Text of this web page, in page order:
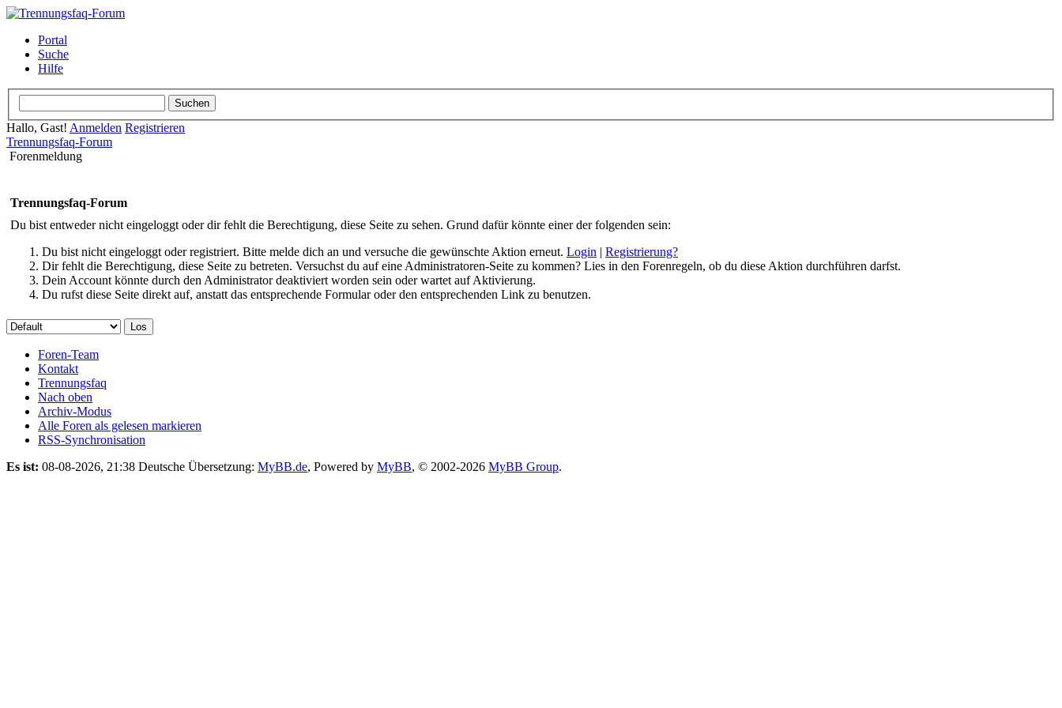
Portal
Suche
Hilfe
Hallo, Gast! Anmelden Registrieren
Trennungsfaq-Forum
Forenmeldung
Trennungsfaq-Forum
Du bist entweder nicht eingeloggt oder dir fehlt die Berechtigung, diese Seite zu sehen. Grund dafür könnte einer der folgenden sein:
Du bist nicht eingeloggt oder registriert. Bitte melde dich an und versuche die gewünschte Aktion erneut. Login | Registrierung?
Dir fehlt die Berechtigung, diese Seite zu betreten. Versuchst du auf eine Administratoren-Seite zu kommen? Lies in den Forenregeln, ob du diese Aktion durchführen darfst.
Dein Account könnte durch den Administrator deaktiviert worden sein oder wartet auf Aktivierung.
Du rufst diese Seite direkt auf, anstatt das entsprechende Formular oder den entsprechenden Link zu benutzen.
Foren-Team
Kontakt
Trennungsfaq
Nach oben
Archiv-Modus
Alle Foren als gelesen markieren
RSS-Synchronisation
Es ist: 08-08-2026, 21:38 Deutsche Übersetzung: MyBB.de, Powered by MyBB, © 2002-2026 MyBB Group.